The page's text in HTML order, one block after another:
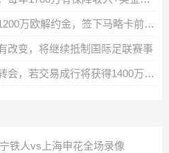
罗马诺：布鲁日即将激活1200万欧解约金，签下马略卡前锋比尔希利
改变，将继续抵制国际足联赛事
隆戈：米兰关注赖因德斯转会，若交易成行将获得1400万欧奖金
铁人vs上海申花全场录像